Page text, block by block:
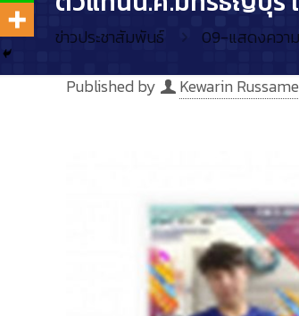
ข่าวประชาสัมพันธ์ 09-แสดงควา
Published by Kewarin